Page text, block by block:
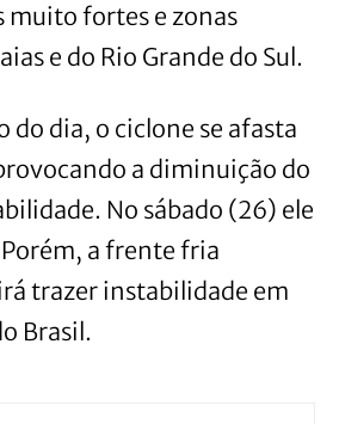
muito fortes e zonas
e do Rio Grande do Sul.
do dia, o ciclone se afasta
a diminuição do
No sábado (26) ele
a frente fria
trazer instabilidade em
Brasil.